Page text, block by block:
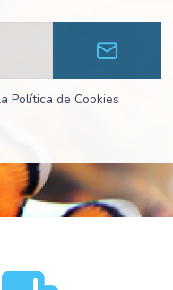
Política de Cookies